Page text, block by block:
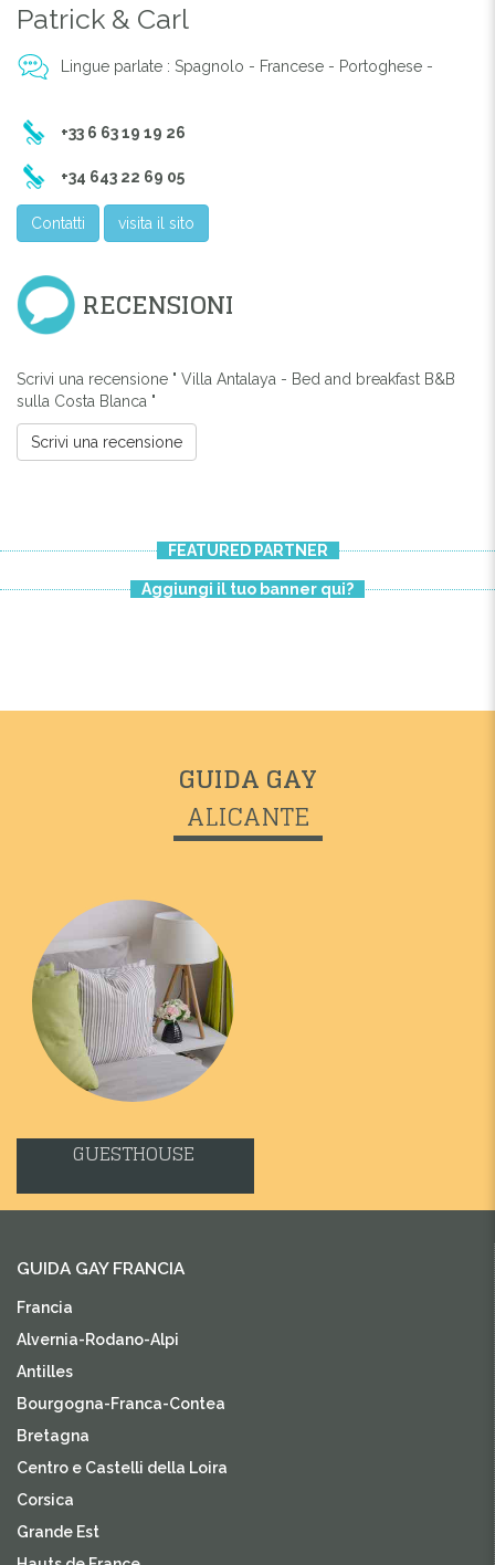
Patrick & Carl
Lingue parlate : Spagnolo - Francese - Portoghese -
+33 6 63 19 19 26
+34 643 22 69 05
Contatti visita il sito
RECENSIONI
Scrivi una recensione " Villa Antalaya - Bed and breakfast B&B
sulla Costa Blanca "
Scrivi una recensione
FEATURED PARTNER
Aggiungi il tuo banner qui?
GUIDA GAY
ALICANTE
GUESTHOUSE
GUIDA GAY FRANCIA
Francia
Alvernia-Rodano-Alpi
Antilles
Bourgogna-Franca-Contea
Bretagna
Centro e Castelli della Loira
Corsica
Grande Est